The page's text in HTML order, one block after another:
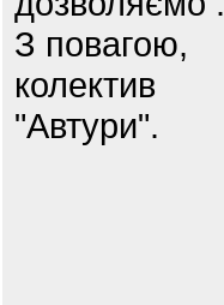
З повагою,
колектив
"Автури".